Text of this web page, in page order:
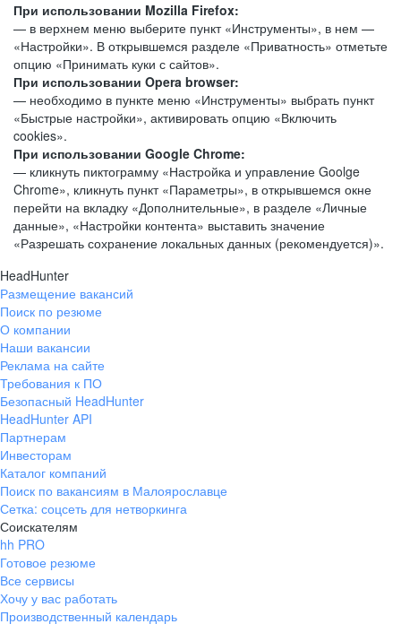
При использовании Mozilla Firefox:
— в верхнем меню выберите пункт «Инструменты», в нем —
«Настройки». В открывшемся разделе «Приватность» отметьте
опцию «Принимать куки с сайтов».
При использовании Opera browser:
— необходимо в пункте меню «Инструменты» выбрать пункт
«Быстрые настройки», активировать опцию «Включить
cookies».
При использовании Google Chrome:
— кликнуть пиктограмму «Настройка и управление Goolge
Chrome», кликнуть пункт «Параметры», в открывшемся окне
перейти на вкладку «Дополнительные», в разделе «Личные
данные», «Настройки контента» выставить значение
«Разрешать сохранение локальных данных (рекомендуется)».
HeadHunter
Размещение вакансий
Поиск по резюме
О компании
Наши вакансии
Реклама на сайте
Требования к ПО
Безопасный HeadHunter
HeadHunter API
Партнерам
Инвесторам
Каталог компаний
Поиск по вакансиям в Малоярославце
Сетка: соцсеть для нетворкинга
Соискателям
hh PRO
Готовое резюме
Все сервисы
Хочу у вас работать
Производственный календарь